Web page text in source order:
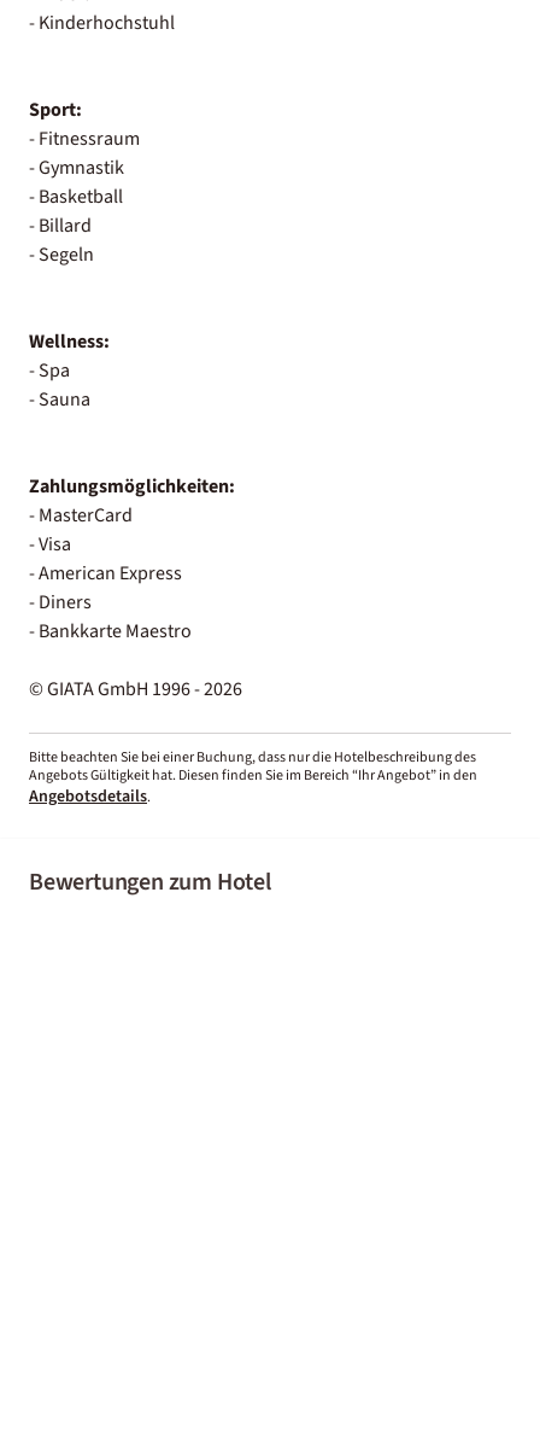
- Kinderhochstuhl
Sport:
- Fitnessraum
- Gymnastik
- Basketball
- Billard
- Segeln
Wellness:
- Spa
- Sauna
Zahlungsmöglichkeiten:
- MasterCard
- Visa
- American Express
- Diners
- Bankkarte Maestro
© GIATA GmbH 1996 - 2026
Bitte beachten Sie bei einer Buchung, dass nur die Hotelbeschreibung des
Angebots Gültigkeit hat. Diesen finden Sie im Bereich “Ihr Angebot” in den
Angebotsdetails.
Bewertungen zum Hotel